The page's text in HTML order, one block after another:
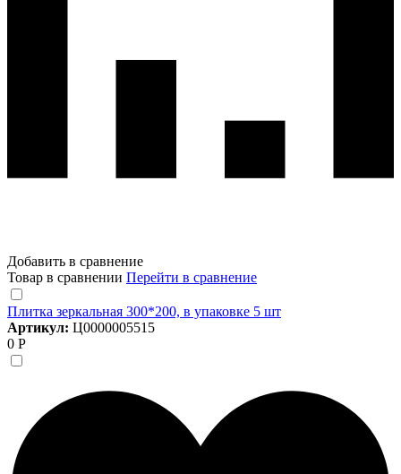
Добавить в сравнение
Товар в сравнении Перейти в сравнение
Плитка зеркальная 300*200, в упаковке 5 шт
Артикул: Ц0000005515
0 Р